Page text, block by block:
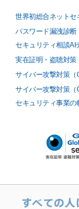
世界初総合ネットセ
パスワード漏洩診断
セキュリティ相談AI
実在証明・盗聴対策
サイバー攻撃対策（
サイバー攻撃対策（
セキュリティ事業の